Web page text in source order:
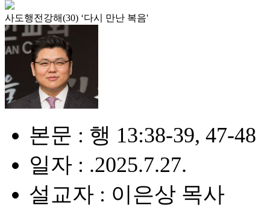
사도행전강해(30) ‘다시 만난 복음'
본문 : 행 13:38-39, 47-48
일자 : .2025.7.27.
설교자 : 이은상 목사